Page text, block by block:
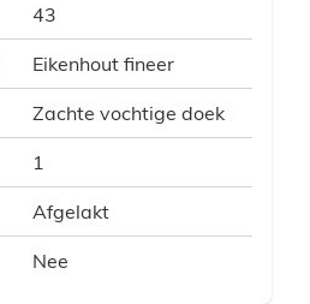
43
Eikenhout fineer
Zachte vochtige doek
1
Afgelakt
Nee